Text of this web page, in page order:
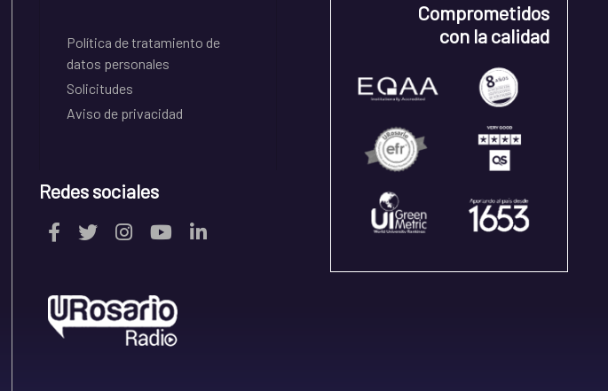
Política de tratamiento de
datos personales
Solicitudes
Aviso de privacidad
Redes sociales
Comprometidos
con la calidad